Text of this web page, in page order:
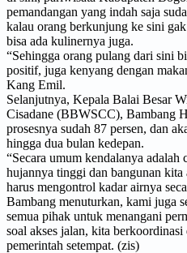
pemandangan yang indah saja
kalau orang berkunjung ke sini
bisa ada kulinernya juga.
“Sehingga orang pulang dari sini
positif, juga kenyang dengan
Kang Emil.
Selanjutnya, Kepala Balai Besar
Cisadane (BBWSCC), Bambang
prosesnya sudah 87 persen, dan
hingga dua bulan kedepan.
“Secara umum kendalanya adalah
hujannya tinggi dan bangunan
harus mengontrol kadar airnya
Bambang menuturkan, kami juga
semua pihak untuk menangani
soal akses jalan, kita
pemerintah setempat. (zis)